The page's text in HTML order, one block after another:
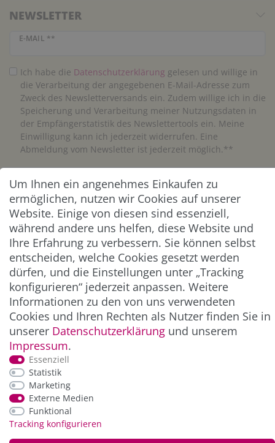
NEWSLETTER
E-MAIL **
Newsletter Honig
Ich habe die Daten­schutz­erklärung gelesen und willige in
die Verarbeitung der angegebenen E-Mail-Adresse zum
Zweck des Newsletterversands ein. Zudem willige ich in die
Speicherung und Verarbeitung meiner Nutzungsdaten in
der Empfängerstatistik des Newslettertools ein. Meine
Einwilligung kann ich jederzeit widerrufen. Eine
Abmeldung vom Newsletter ist jederzeit möglich.**
Abonnieren
** Hierbei handelt es sich um ein Pflichtfeld.
ZAHLUNG & VERSAND
*Alle Preise inkl. der gesetzl. MwSt. zzgl.
und Versandkosten
Um Ihnen ein angenehmes Einkaufen zu
ermöglichen, nutzen wir Cookies auf unserer
Website. Einige von diesen sind essenziell,
während andere uns helfen, diese Website und
Ihre Erfahrung zu verbessern. Sie können selbst
entscheiden, welche Cookies gesetzt werden
dürfen, und die Einstellungen unter „Tracking
konfigurieren“ jederzeit anpassen. Weitere
Informationen zu den von uns verwendeten
Cookies und Ihren Rechten als Nutzer finden Sie in
unserer Daten­schutz­erklärung und unserem
Impressum.
Essenziell
Statistik
Marketing
Externe Medien
Funktional
Tracking konfigurieren
© Copyright 2026 Alle Rechte vorbehalten. |